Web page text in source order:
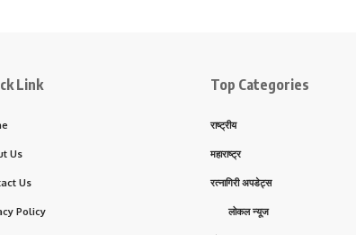
Link
Us
Us
Policy
Top Categories
राष्ट्रीय
महाराष्ट्र
रत्नागिरी अपडेट्स
लोकल न्यूज